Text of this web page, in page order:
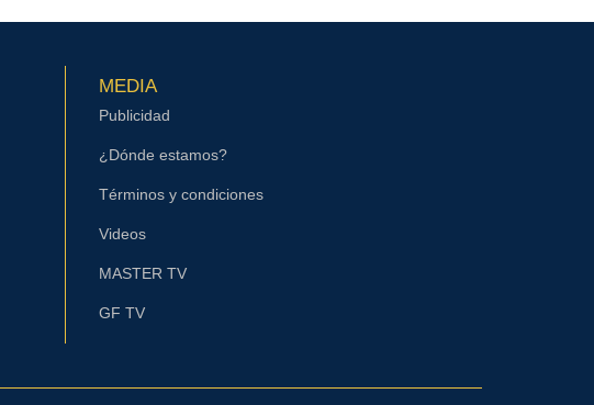
MEDIA
Publicidad
¿Dónde estamos?
Términos y condiciones
Videos
MASTER TV
GF TV